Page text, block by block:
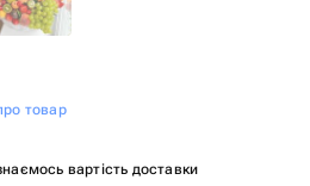
товар
вартість доставки